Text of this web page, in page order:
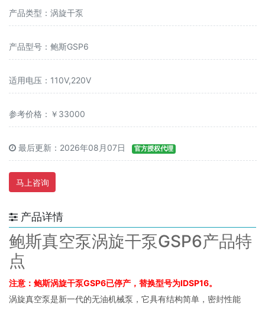
产品类型：涡旋干泵
产品型号：鲍斯GSP6
适用电压：110V,220V
参考价格：￥33000
最后更新：2026年08月07日 官方授权代理
马上咨询
产品详情
鲍斯真空泵涡旋干泵GSP6产品特
点
注意：鲍斯涡旋干泵GSP6已停产，替换型号为IDSP16。
涡旋真空泵是新一代的无油机械泵，它具有结构简单，密封性能